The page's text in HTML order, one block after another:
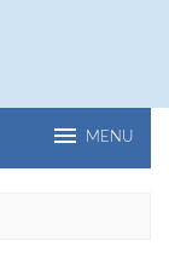
MENU